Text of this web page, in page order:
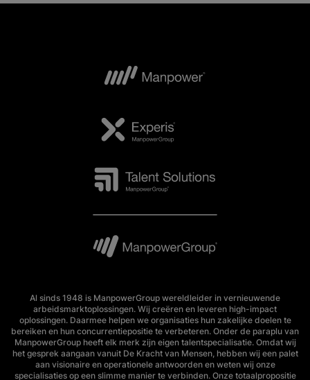
Al sinds 1948 is ManpowerGroup wereldleider in vernieuwende
arbeidsmarktoplossingen. Wij creëren en leveren high-impact
oplossingen. Daarmee helpen we organisaties hun zakelijke doelen te
bereiken en hun concurrentiepositie te verbeteren. Onder de paraplu van
ManpowerGroup heeft elk merk zijn eigen talentspecialisatie. Omdat wij
het gesprek aangaan vanuit De Kracht van Mensen, hebben wij een palet
aan visionaire en operationele antwoorden en weten wij onze
specialisaties op een slimme manier te verbinden. Onze totaalpropositie